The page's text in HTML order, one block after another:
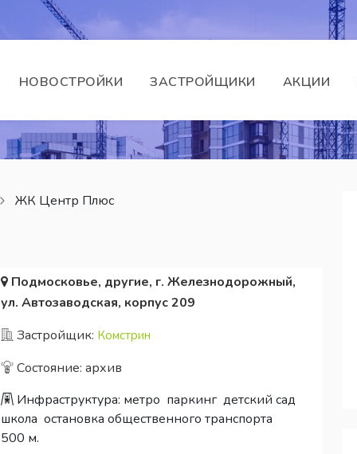
НОВОСТРОЙКИ ЗАСТРОЙЩИКИ АКЦИИ
ЖК Центр Плюс
Подмосковье, другие, г. Железнодорожный,
ул. Автозаводская, корпус 209
Застройщик: Комстрин
Состояние: архив
Инфраструктура: метро паркинг детский сад
школа остановка общественного транспорта
500 м.